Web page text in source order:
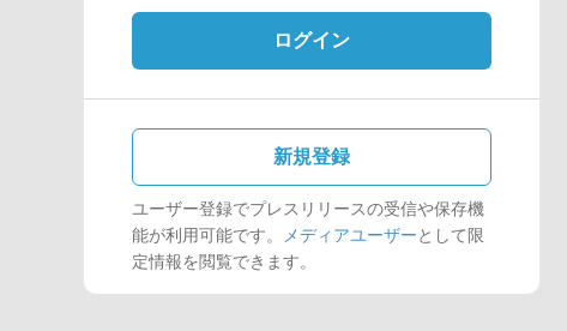
ログイン
新規登録
ユーザー登録でプレスリリースの受信や保存機
能が利用可能です。
メディアユーザーとして限
定情報を閲覧できます。